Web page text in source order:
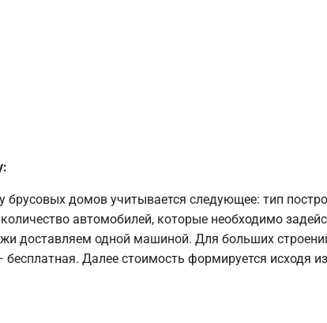
брусовых домов учитывается следующее: тип
автомобилей, которые необходимо
доставляем одной машиной. Для больших
Далее стоимость формируется исходя